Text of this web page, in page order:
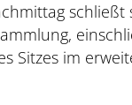
schließt
Sitzes im